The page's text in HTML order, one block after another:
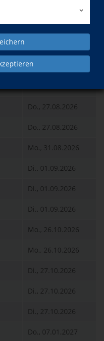
Wann?
Do., 27.08.2026
Do., 27.08.2026
Mo., 31.08.2026
Di., 01.09.2026
Di., 01.09.2026
Di., 01.09.2026
Mo., 26.10.2026
Mo., 26.10.2026
Di., 27.10.2026
Di., 27.10.2026
Di., 27.10.2026
Do., 07.01.2027